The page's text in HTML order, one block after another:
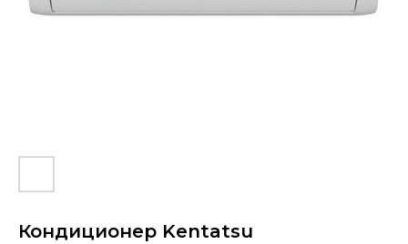
Кондиционер Kentatsu